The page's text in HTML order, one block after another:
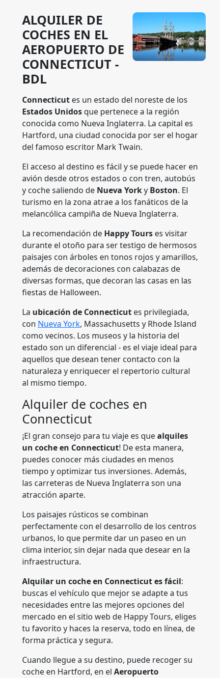
ALQUILER DE
COCHES EN EL
AEROPUERTO DE
CONNECTICUT -
BDL
Connecticut es un estado del noreste de los
Estados Unidosque pertenece a la región
conocida como Nueva Inglaterra. La capital es
Hartford, una ciudad conocida por ser el hogar
del famoso escritor Mark Twain.
El acceso al destino es fácil y se puede hacer en
avión desde otros estados o con tren, autobús
y coche saliendo de Nueva Yorky Boston. El
turismo en la zona atrae a los fanáticos de la
melancólica campiña de Nueva Inglaterra.
La recomendación de Happy Tours es visitar
durante el otoño para ser testigo de hermosos
paisajes con árboles en tonos rojos y amarillos,
además de decoraciones con calabazas de
diversas formas, que decoran las casas en las
fiestas de Halloween.
La ubicación de Connecticut es privilegiada,
con Nueva York, Massachusetts y Rhode Island
como vecinos. Los museos y la historia del
estado son un diferencial - es el viaje ideal para
aquellos que desean tener contacto con la
naturaleza y enriquecer el repertorio cultural
al mismo tiempo.
Alquiler de coches en
Connecticut
¡El gran consejo para tu viaje es quealquiles
un coche en Connecticut! De esta manera,
puedes conocer más ciudades en menos
tiempo y optimizar tus inversiones. Además,
las carreteras de Nueva Inglaterra son una
atracción aparte.
Los paisajes rústicos se combinan
perfectamente con el desarrollo de los centros
urbanos, lo que permite dar un paseo en un
clima interior, sin dejar nada que desear en la
infraestructura.
Alquilar un coche en Connecticut es fácil:
buscas el vehículo que mejor se adapte a tus
necesidades entre las mejores opciones del
mercado en el sitio web de Happy Tours, eliges
tu favorito y haces la reserva, todo en línea, de
forma práctica y segura.
Cuando llegue a su destino, puede recoger su
coche en Hartford, en el Aeropuerto